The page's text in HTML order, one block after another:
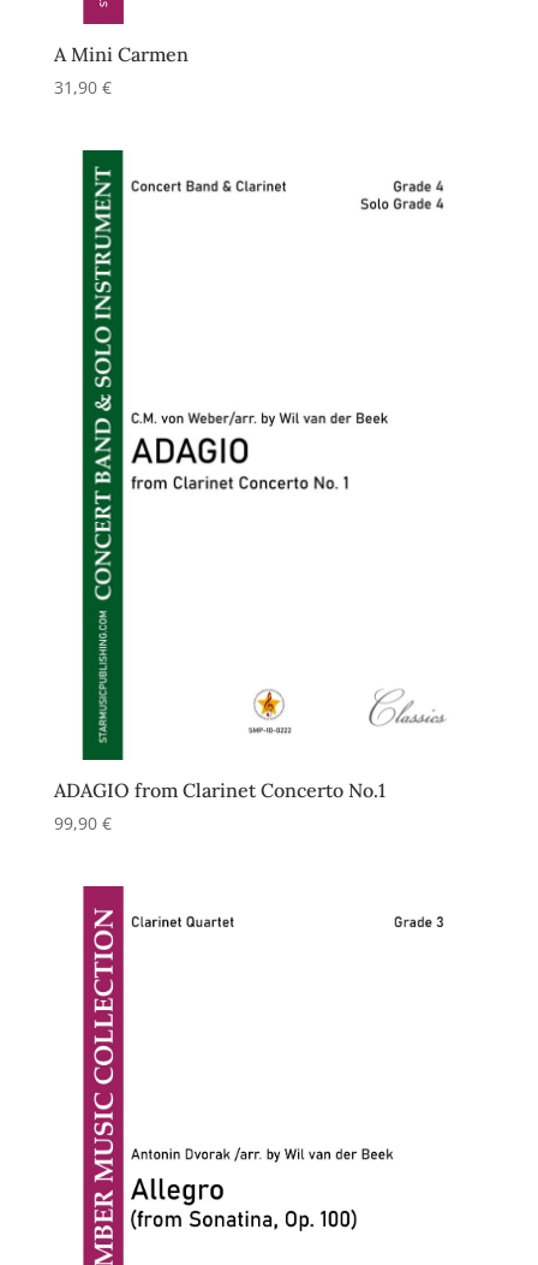
A Mini Carmen
31,90 €
ADAGIO from Clarinet Concerto No.1
99,90 €